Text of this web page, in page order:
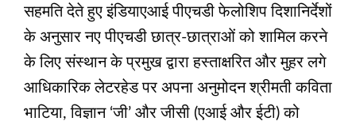
सहमति देते हुए इंडियाएआई पीएचडी फेलोशिप दिशानिर्देशों
के अनुसार नए पीएचडी छात्र-छात्राओं को शामिल करने
के लिए संस्थान के प्रमुख द्वारा हस्ताक्षरित और मुहर लगे
आधिकारिक लेटरहेड पर अपना अनुमोदन श्रीमती कविता
भाटिया, विज्ञान ‘जी’ और जीसी (एआई और ईटी) को